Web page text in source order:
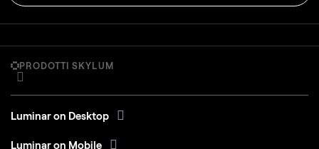
PRODOTTI SKYLUM
Luminar on Desktop
Luminar on Mobile